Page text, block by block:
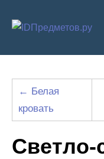
← Белая
кровать
Светло-